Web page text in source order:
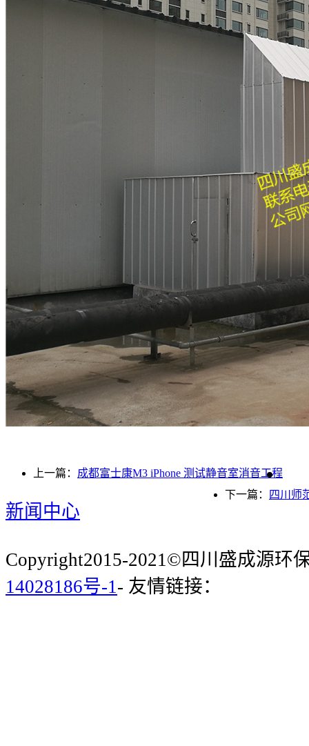
上一篇： 成都富士康M3 iPhone 测试静音室消音工程
下一篇：
四川师
新闻中心
Copyright2015-2021©四川盛成源环
14028186号-1 - 友情链接：